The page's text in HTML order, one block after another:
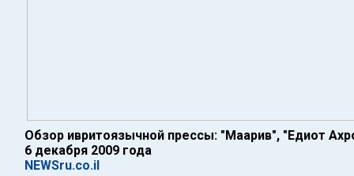
Обзор ивритоязычной прессы: "Маарив", "Едиот
6 декабря 2009 года
NEWSru.co.il